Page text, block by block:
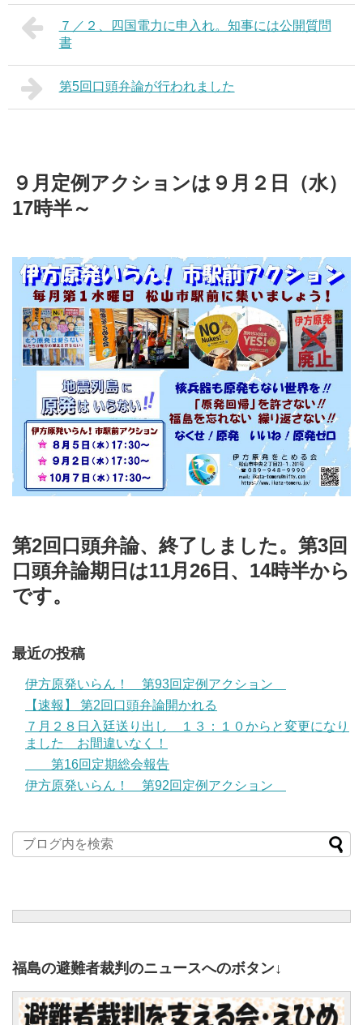
７／２、四国電力に申入れ。知事には公開質問
書
第5回口頭弁論が行われました
９月定例アクションは９月２日（水）
17時半～
第2回口頭弁論、終了しました。第3回
口頭弁論期日は11月26日、14時半から
です。
最近の投稿
伊方原発いらん！ 第93回定例アクション
【速報】 第2回口頭弁論開かれる
７月２８日入廷送り出し １３：１０からと変更になり
ました お間違いなく！
第16回定期総会報告
伊方原発いらん！ 第92回定例アクション
福島の避難者裁判のニュースへのボタン↓